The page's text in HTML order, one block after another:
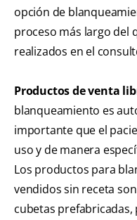
opción de
proceso más largo del
realizados en el
Productos de venta
blanqueamiento es
importante que el
uso y de manera
Los productos para
vendidos sin receta
cubetas